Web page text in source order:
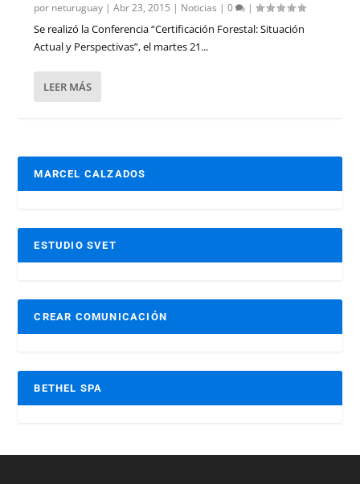
por neturuguay |Abr 23, 2015 | Noticias |0 |
Se realizó la Conferencia “Certificación Forestal: Situación
Actual y Perspectivas”, el martes 21...
LEER MÁS
MARCEL CALZADOS
ESTUDIO SVET
CREAR COMUNICACIÓN
BETHEL SPA